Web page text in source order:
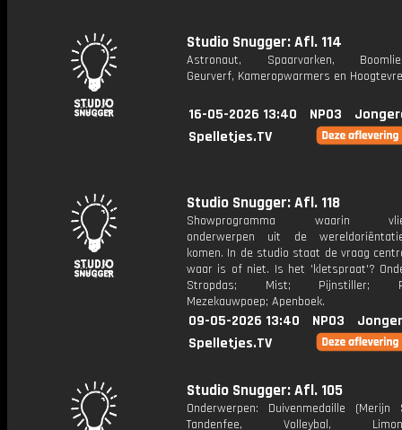
Studio Snugger: Afl. 114
Astronaut, Spaarvarken,
Geurverf, Kameropwarmers en
16-05-2026 13:40 NPO3
Spelletjes.TV
Studio Snugger: Afl. 118
Showprogramma waarin
onderwerpen uit de
komen. In de studio staat de vraag
waar is of niet. Is het 'kletspraat'?
Stropdas; Mist; Pijnstiller;
Mezekauwpoep; Apenboek.
09-05-2026 13:40 NPO3
Spelletjes.TV
Studio Snugger: Afl. 105
Onderwerpen: Duivenmedaille (Merijn
Tandenfee, Volleybal,